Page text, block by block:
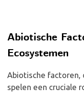
Abiotische
Ecosystemen
Abiotische factoren,
spelen een cruciale